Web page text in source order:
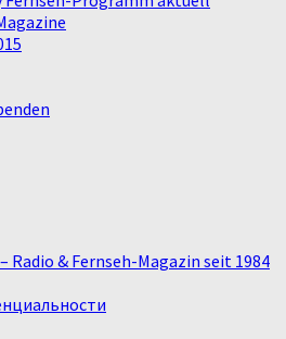
Radio & Fernseh-Magazin seit 1984